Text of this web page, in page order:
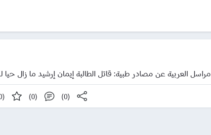
مراسل العربية عن مصادر طبية: قاتل الطالبة إيمان إرشيد ما زال حيا
(0) (0)